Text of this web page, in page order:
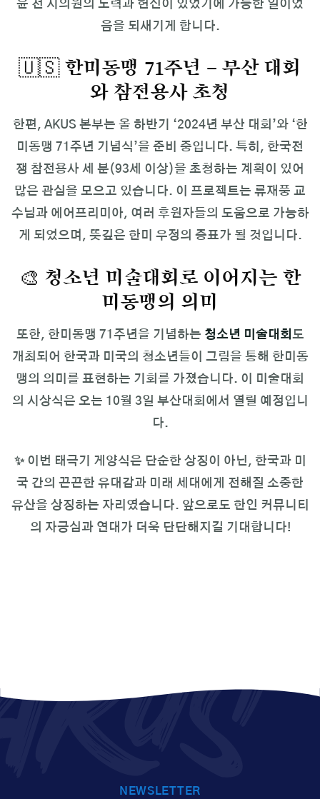
윤 전 시의원의 노력과 헌신이 있었기에 가능한 일이었
음을 되새기게 합니다.
🇺🇸 한미동맹 71주년 – 부산 대회
와 참전용사 초청
한편, AKUS 본부는 올 하반기 ‘2024년 부산 대회’와 ‘한
미동맹 71주년 기념식’을 준비 중입니다. 특히, 한국전
쟁 참전용사 세 분(93세 이상)을 초청하는 계획이 있어
많은 관심을 모으고 있습니다. 이 프로젝트는 류재풍 교
수님과 에어프리미아, 여러 후원자들의 도움으로 가능하
게 되었으며, 뜻깊은 한미 우정의 증표가 될 것입니다.
🎨 청소년 미술대회로 이어지는 한
미동맹의 의미
또한, 한미동맹 71주년을 기념하는 청소년 미술대회 도
개최되어 한국과 미국의 청소년들이 그림을 통해 한미동
맹의 의미를 표현하는 기회를 가졌습니다. 이 미술대회
의 시상식은 오는 10월 3일 부산대회에서 열릴 예정입니
다.
✨ 이번 태극기 게양식은 단순한 상징이 아닌, 한국과 미
국 간의 끈끈한 유대감과 미래 세대에게 전해질 소중한
유산을 상징하는 자리였습니다. 앞으로도 한인 커뮤니티
의 자긍심과 연대가 더욱 단단해지길 기대합니다!
NEWSLETTER